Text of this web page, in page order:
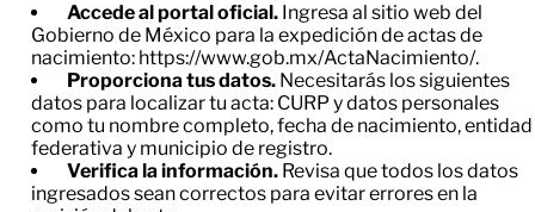
Accede al portal oficial. Ingresa al sitio web del
Gobierno de México para la expedición de actas de
nacimiento: https://www.gob.mx/ActaNacimiento/.
Proporciona tus datos. Necesitarás los siguientes
datos para localizar tu acta: CURP y datos personales
como tu nombre completo, fecha de nacimiento, entidad
federativa y municipio de registro.
Verifica la información. Revisa que todos los datos
ingresados sean correctos para evitar errores en la